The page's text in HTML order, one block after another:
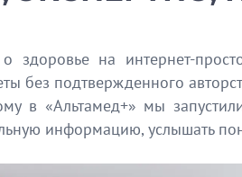
здоровье на интернет-
без подтвержденного
в «Альтамед+» мы
информацию, услышать